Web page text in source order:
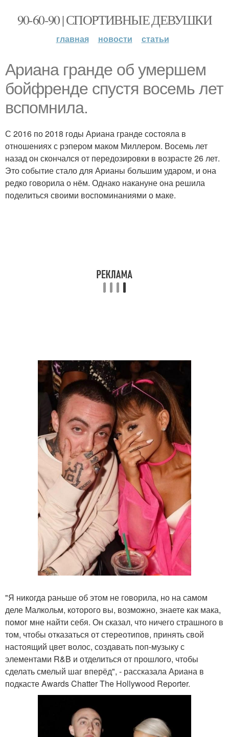
90-60-90 | СПОРТИВНЫЕ ДЕВУШКИ
главная новости статьи
Ариана гранде об умершем
бойфренде спустя восемь лет
вспомнила.
С 2016 по 2018 годы Ариана гранде состояла в
отношениях с рэпером маком Миллером. Восемь лет
назад он скончался от передозировки в возрасте 26 лет.
Это событие стало для Арианы большим ударом, и она
редко говорила о нём. Однако накануне она решила
поделиться своими воспоминаниями о маке.
"Я никогда раньше об этом не говорила, но на самом
деле Малкольм, которого вы, возможно, знаете как мака,
помог мне найти себя. Он сказал, что ничего страшного в
том, чтобы отказаться от стереотипов, принять свой
настоящий цвет волос, создавать поп-музыку с
элементами R&B и отделиться от прошлого, чтобы
сделать смелый шаг вперёд", - рассказала Ариана в
подкасте Awards Chatter The Hollywood Reporter.